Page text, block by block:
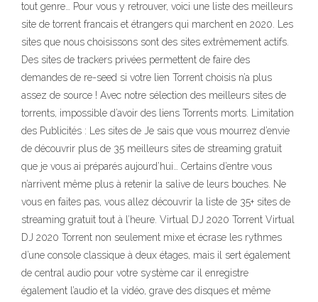
tout genre… Pour vous y retrouver, voici une liste des meilleurs
site de torrent francais et étrangers qui marchent en 2020. Les
sites que nous choisissons sont des sites extrêmement actifs.
Des sites de trackers privées permettent de faire des
demandes de re-seed si votre lien Torrent choisis n’a plus
assez de source ! Avec notre sélection des meilleurs sites de
torrents, impossible d’avoir des liens Torrents morts. Limitation
des Publicités : Les sites de Je sais que vous mourrez d’envie
de découvrir plus de 35 meilleurs sites de streaming gratuit
que je vous ai préparés aujourd’hui… Certains d’entre vous
n’arrivent même plus à retenir la salive de leurs bouches. Ne
vous en faites pas, vous allez découvrir la liste de 35+ sites de
streaming gratuit tout à l’heure. Virtual DJ 2020 Torrent Virtual
DJ 2020 Torrent non seulement mixe et écrase les rythmes
d’une console classique à deux étages, mais il sert également
de central audio pour votre système car il enregistre
également l’audio et la vidéo, grave des disques et même